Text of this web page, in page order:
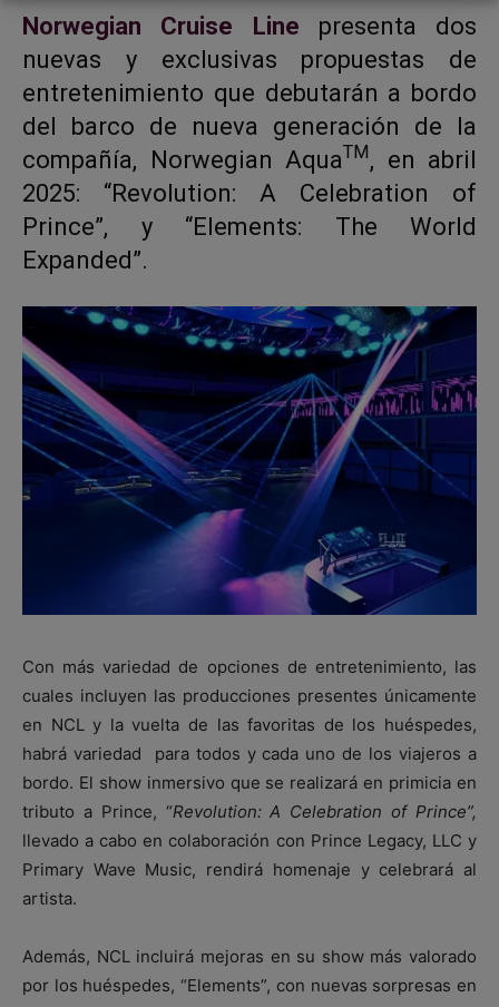
Norwegian Cruise Line presenta dos
nuevas y exclusivas propuestas de
entretenimiento que debutarán a bordo
del barco de nueva generación de la
compañía, Norwegian AquaTM , en abril
2025: “Revolution: A Celebration of
Prince”, y “Elements: The World
Expanded”.
Con más variedad de opciones de entretenimiento, las
cuales incluyen las producciones presentes únicamente
en NCL y la vuelta de las favoritas de los huéspedes,
habrá variedad para todos y cada uno de los viajeros a
bordo. El show inmersivo que se realizará en primicia en
tributo a Prince, “Revolution: A Celebration of Prince”,
llevado a cabo en colaboración con Prince Legacy, LLC y
Primary Wave Music, rendirá homenaje y celebrará al
artista.
Además, NCL incluirá mejoras en su show más valorado
por los huéspedes, “Elements”, con nuevas sorpresas en